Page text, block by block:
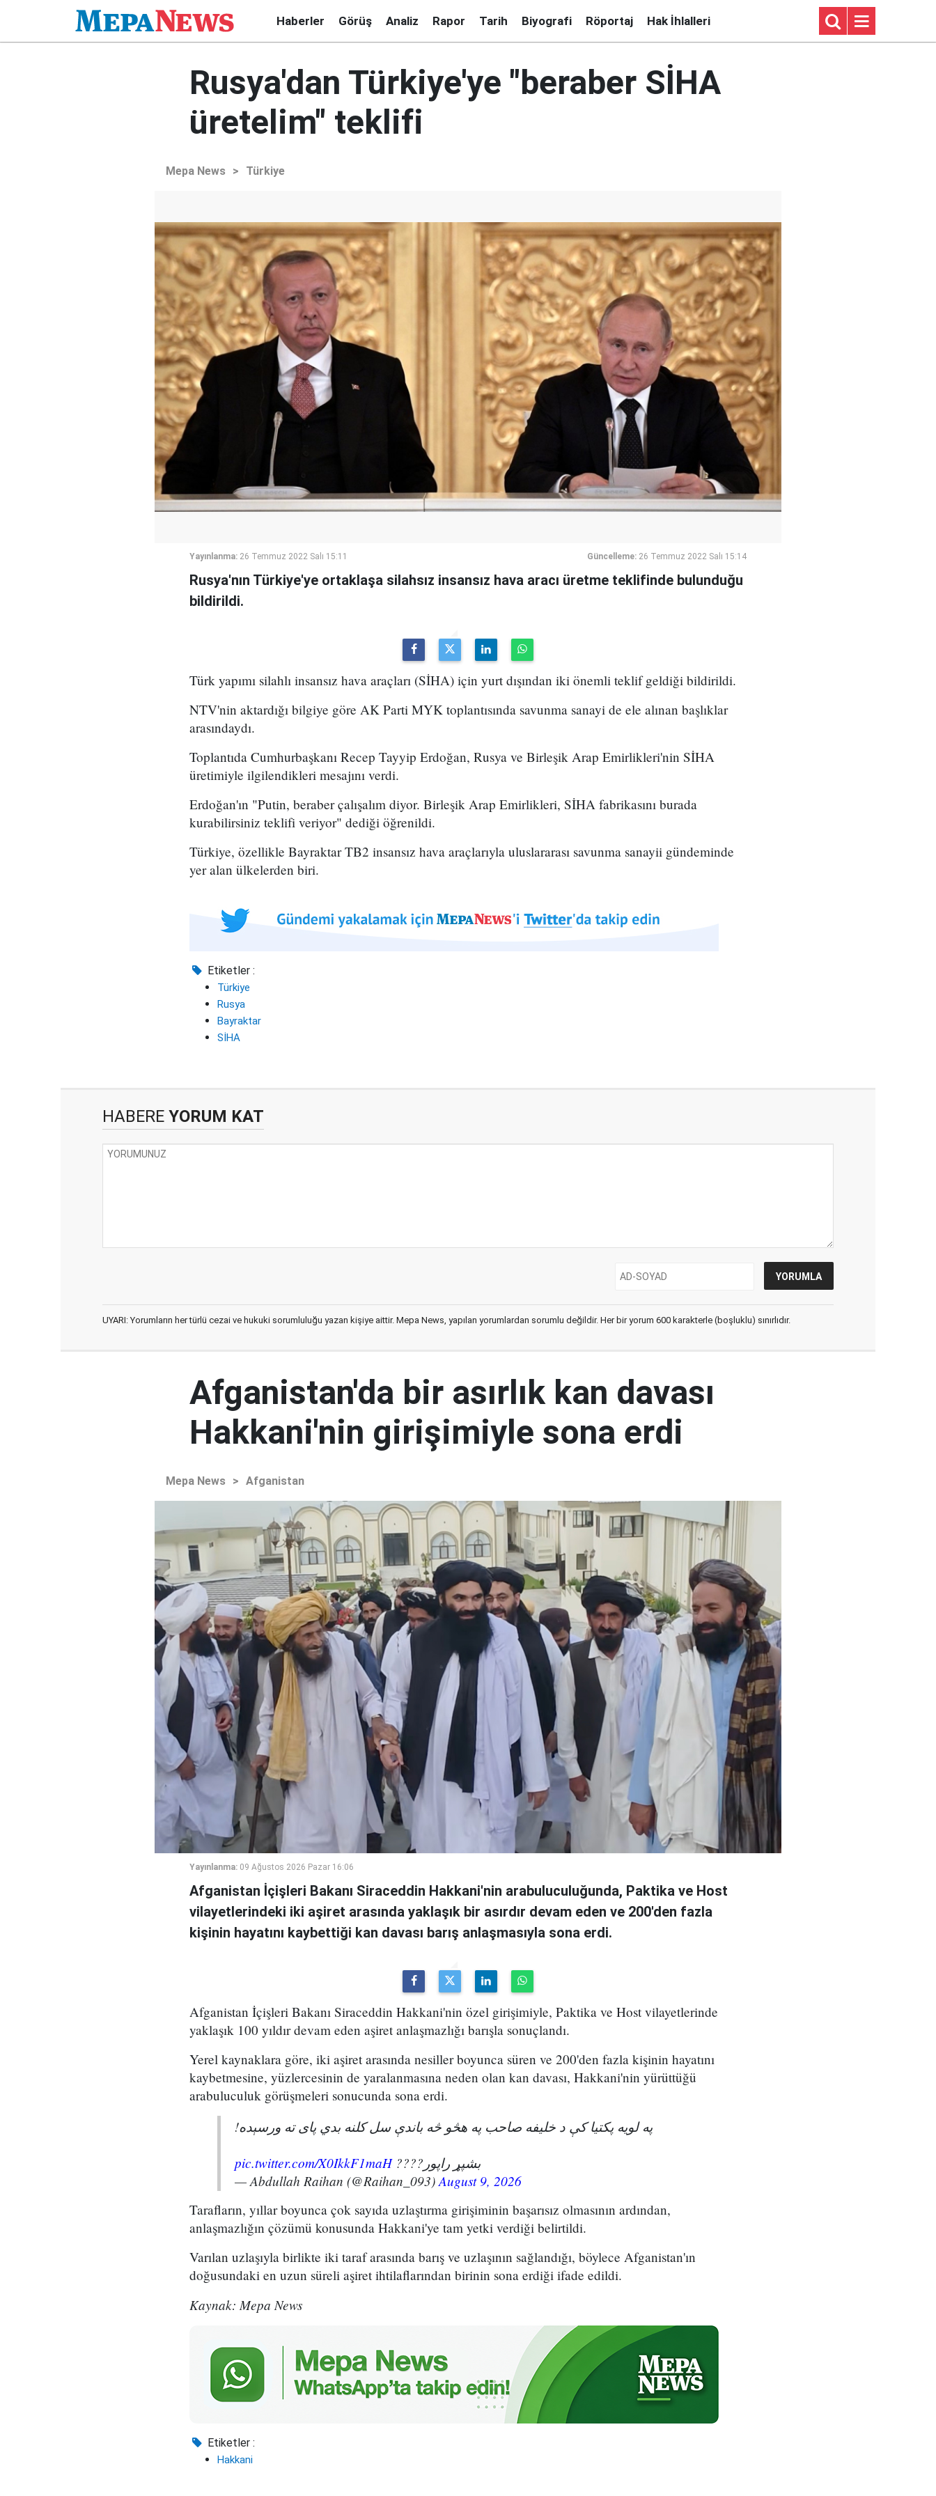
Haberler Görüş Analiz Rapor Tarih Biyografi Röportaj Hak İhlalleri
Rusya'dan Türkiye'ye "beraber SİHA
üretelim" teklifi
Mepa News > Türkiye
Yayınlanma: 26 Temmuz 2022 Salı 15:11 Güncelleme: 26 Temmuz 2022 Salı 15:14
Rusya'nın Türkiye'ye ortaklaşa silahsız insansız hava aracı üretme teklifinde bulunduğu
bildirildi.
Türk yapımı silahlı insansız hava araçları (SİHA) için yurt dışından iki önemli teklif geldiği bildirildi.
NTV'nin aktardığı bilgiye göre AK Parti MYK toplantısında savunma sanayi de ele alınan başlıklar
arasındaydı.
Toplantıda Cumhurbaşkanı Recep Tayyip Erdoğan, Rusya ve Birleşik Arap Emirlikleri'nin SİHA
üretimiyle ilgilendikleri mesajını verdi.
Erdoğan'ın "Putin, beraber çalışalım diyor. Birleşik Arap Emirlikleri, SİHA fabrikasını burada
kurabilirsiniz teklifi veriyor" dediği öğrenildi.
Türkiye, özellikle Bayraktar TB2 insansız hava araçlarıyla uluslararası savunma sanayii gündeminde
yer alan ülkelerden biri.
Etiketler :
Türkiye
Rusya
Bayraktar
SİHA
HABERE YORUM KAT
UYARI: Yorumların her türlü cezai ve hukuki sorumluluğu yazan kişiye aittir. Mepa News, yapılan yorumlardan sorumlu değildir. Her bir yorum 600 karakterle (boşluklu) sınırlıdır.
Afganistan'da bir asırlık kan davası
Hakkani'nin girişimiyle sona erdi
Mepa News > Afganistan
Yayınlanma: 09 Ağustos 2026 Pazar 16:06
Afganistan İçişleri Bakanı Siraceddin Hakkani'nin arabuluculuğunda, Paktika ve Host
vilayetlerindeki iki aşiret arasında yaklaşık bir asırdır devam eden ve 200'den fazla
kişinin hayatını kaybettiği kan davası barış anlaşmasıyla sona erdi.
Afganistan İçişleri Bakanı Siraceddin Hakkani'nin özel girişimiyle, Paktika ve Host vilayetlerinde
yaklaşık 100 yıldır devam eden aşiret anlaşmazlığı barışla sonuçlandı.
Yerel kaynaklara göre, iki aşiret arasında nesiller boyunca süren ve 200'den fazla kişinin hayatını
kaybetmesine, yüzlercesinin de yaralanmasına neden olan kan davası, Hakkani'nin yürüttüğü
arabuluculuk görüşmeleri sonucunda sona erdi.
په لویه پکتیا کې د خلیفه صاحب په هڅو څه باندې سل کلنه بدي پای ته ورسېده!
بشپړ راپور????pic.twitter.com/X0IkkF1maH
— Abdullah Raihan (@Raihan_093)August 9, 2026
Tarafların, yıllar boyunca çok sayıda uzlaştırma girişiminin başarısız olmasının ardından,
anlaşmazlığın çözümü konusunda Hakkani'ye tam yetki verdiği belirtildi.
Varılan uzlaşıyla birlikte iki taraf arasında barış ve uzlaşının sağlandığı, böylece Afganistan'ın
doğusundaki en uzun süreli aşiret ihtilaflarından birinin sona erdiği ifade edildi.
Kaynak: Mepa News
Etiketler :
Hakkani